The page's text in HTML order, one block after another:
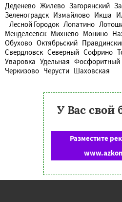
Деденево Жилево Загорянский
Зеленоградск Измайлово Икша
Лесной Городок Лопатино
Менделеевск Михнево Монино
Обухово Октябрьский
Свердловск Северный Софрино
Уваровка Удельная Фосфоритный
Черкизово Черусти Шаховская
У Вас свой
Разместите